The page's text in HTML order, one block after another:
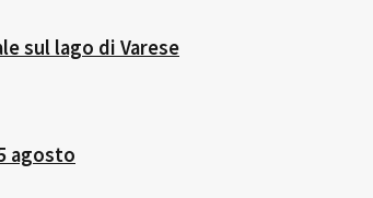
sul lago di Varese
agosto